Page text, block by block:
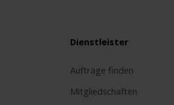
Dienstleister
Aufträge finden
Mitgliedschaften